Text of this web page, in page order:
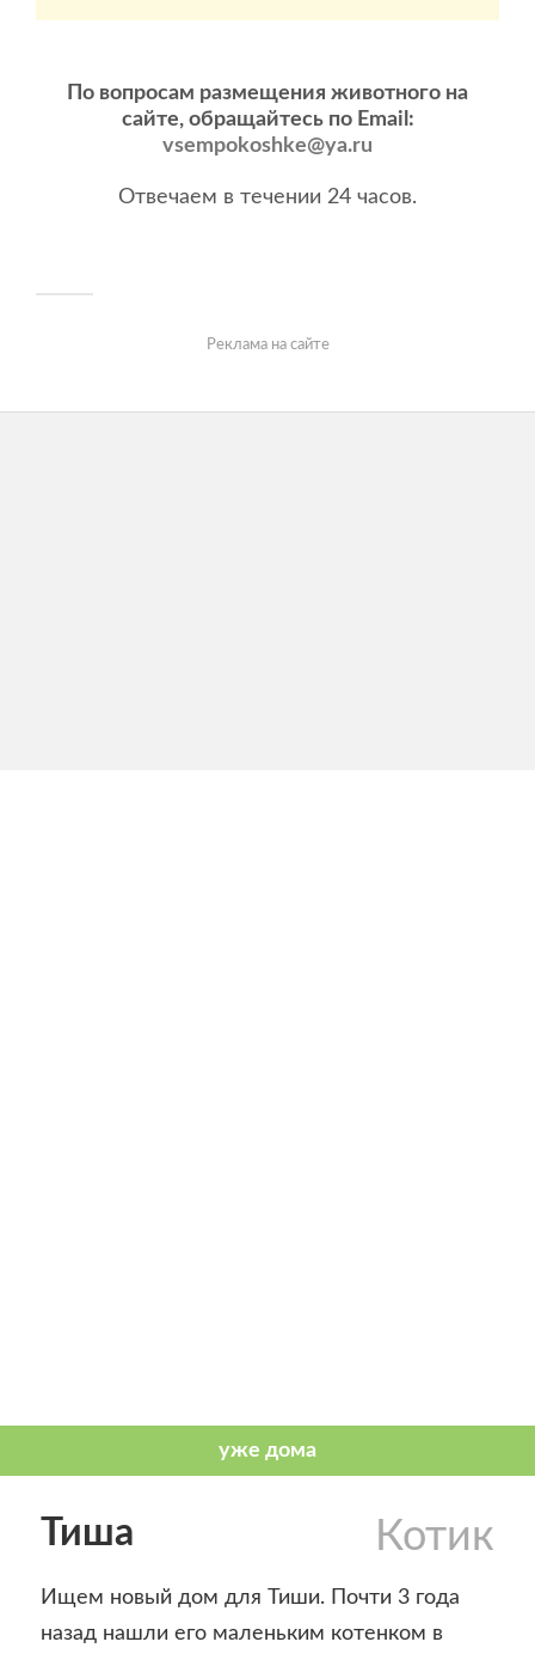
По вопросам размещения животного на
сайте, обращайтесь по Email:
vsempokoshke@ya.ru
Отвечаем в течении 24 часов.
Реклама на сайте
Котик
Тиша
Ищем новый дом для Тиши. Почти 3 года
назад нашли его маленьким котенком в